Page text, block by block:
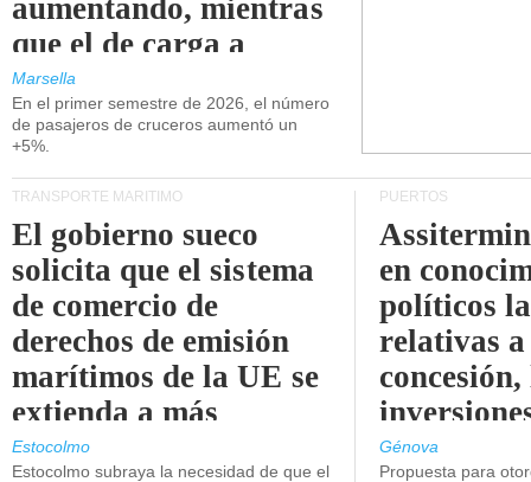
aumentando, mientras
que el de carga a
granel está
disminuyendo.
Marsella
En el primer semestre de 2026, el número
de pasajeros de cruceros aumentó un
+5%.
TRANSPORTE MARÍTIMO
El gobierno sueco
solicita que el sistema
de comercio de
derechos de emisión
marítimos de la UE se
extienda a más
buques.
Estocolmo
Estocolmo subraya la necesidad de que el
PUERTOS
en
políticos
relativas a
concesión,
Génova
Propuesta para